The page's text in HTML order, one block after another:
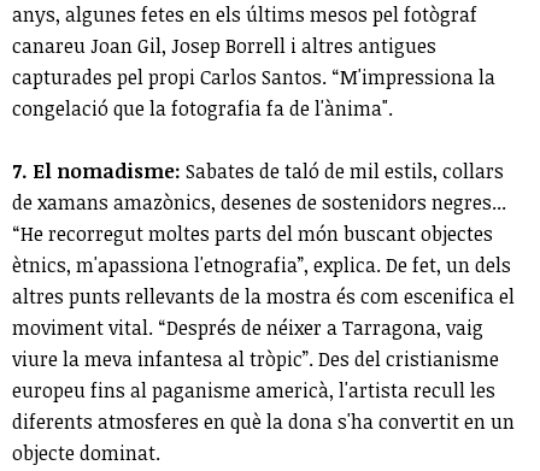
anys, algunes fetes en els últims mesos pel fotògraf
canareu Joan Gil, Josep Borrell i altres antigues
capturades pel propi Carlos Santos. “M'impressiona la
congelació que la fotografia fa de l'ànima".
7. El nomadisme: Sabates de taló de mil estils, collars
de xamans amazònics, desenes de sostenidors negres...
“He recorregut moltes parts del món buscant objectes
ètnics, m'apassiona l'etnografia”, explica. De fet, un dels
altres punts rellevants de la mostra és com escenifica el
moviment vital. “Després de néixer a Tarragona, vaig
viure la meva infantesa al tròpic”. Des del cristianisme
europeu fins al paganisme americà, l'artista recull les
diferents atmosferes en què la dona s'ha convertit en un
objecte dominat.